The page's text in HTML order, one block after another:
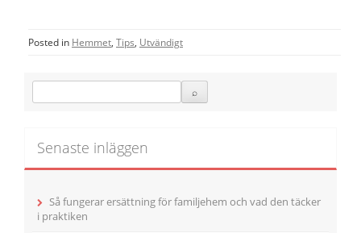
Posted in Hemmet, Tips, Utvändigt
Senaste inläggen
Så fungerar ersättning för familjehem och vad den täcker
i praktiken